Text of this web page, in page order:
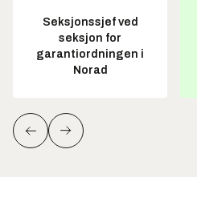
Seksjonssjef ved
seksjon for
garantiordningen i
Norad